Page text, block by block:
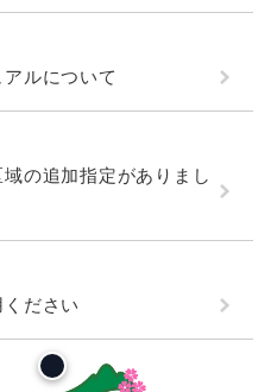
ルについて
の追加指定がありまし
ださい